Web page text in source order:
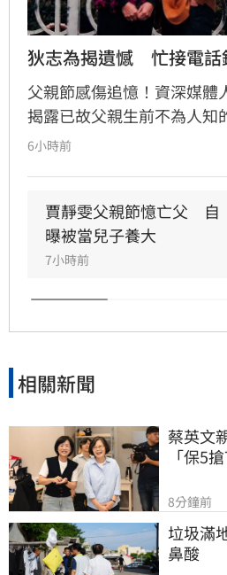
狄志為揭遺憾　忙接電
父親節感傷追憶！資深媒體
揭露已故父親生前不為人知
透露，父親一生以海為家，
在門外落淚。最讓狄志為
父親曬太陽時，自己因忙
父親，沒想到那竟是父子最
後便陷入永眠。這段錯過
中最深的遺憾，他以此感嘆
關係，但錯過的親情與話語
6小時前
賈靜雯父親節憶亡父　自
曝被當兒子養大
7小時前
相關新聞
蔡英文
「保5搶
8分鐘前
垃圾滿
鼻酸